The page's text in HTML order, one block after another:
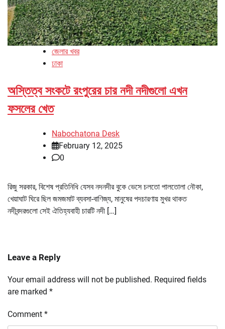
জেলার খবর
ঢাকা
অস্তিত্ব সংকটে রংপুরের চার নদী নদীগুলো এখন
ফসলের খেত
Nabochatona Desk
February 12, 2025
0
রিজু সরকার, বিশেষ প্রতিনিধি যেসব নদনদীর বুকে ভেসে চলতো পালতোলা নৌকা,
খেয়াঘাট ঘিরে ছিল জমজমাট ব্যবসা-বাণিজ্য, মানুষের পদচারণায় মুখর থাকত
নদীবন্দরগুলো সেই ঐতিহ্যবাহী চারটি নদী […]
Leave a Reply
Your email address will not be published. Required fields
are marked *
Comment *